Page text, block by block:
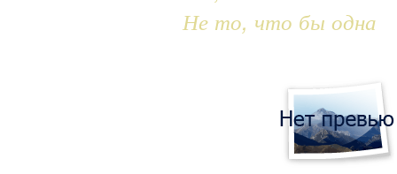
Не то, что бы одна